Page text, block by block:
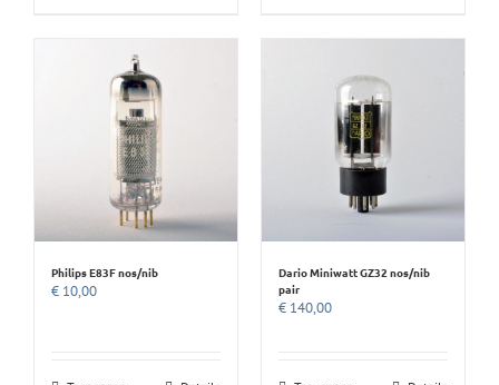
Philips E83F nos/nib
€ 10,00
Dario Miniwatt GZ32 nos/nib
pair
€ 140,00